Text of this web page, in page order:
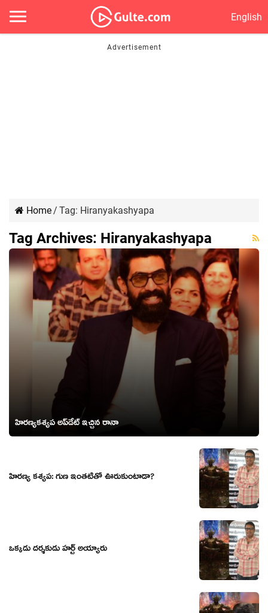
English
Home/ Tag: Hiranyakashyapa
Tag Archives: Hiranyakashyapa
హిరణ్యకశ్యప అప్‌డేట్ ఇచ్చిన రానా
హిరణ్య కశ్యప: గుణ ఇంతటితో ఊరుకుంటాడా?
ఒక్కడు దర్శకుడు హర్ట్ అయ్యారు